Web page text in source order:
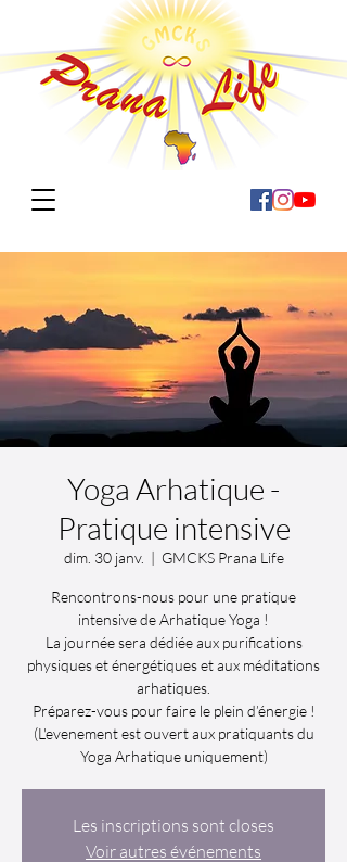
Yoga Arhatique -
Pratique intensive
dim. 30 janv.
  |
GMCKS Prana Life
Rencontrons-nous pour une pratique
intensive de Arhatique Yoga !
La journée sera dédiée aux purifications
physiques et énergétiques et aux méditations
arhatiques.
Préparez-vous pour faire le plein d’énergie !
(L'evenement est ouvert aux pratiquants du
Les inscriptions sont closes
Voir autres événements